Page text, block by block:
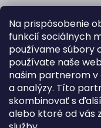
Na prispôsobenie
funkcií sociálnych
používame súbory
používate naše
našim partnerom v
a analýzy. Títo
skombinovať s
alebo ktoré od vás
Fortuna